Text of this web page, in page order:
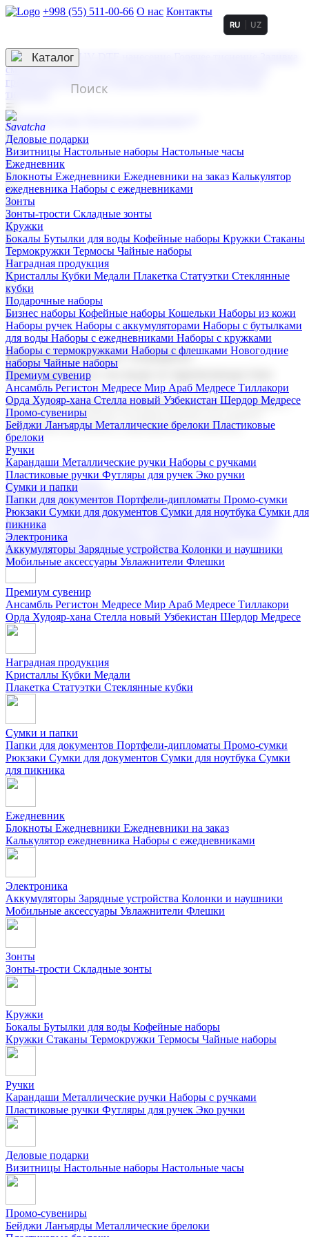
+998 (55) 511-00-66 О нас Контакты
3D гравировка
смолой (Doming)
гравировка твердая
тиснение
RU UZ
☰
Контакты
Каталог
Деловые подарки
Визитницы Настольные наборы Настольные часы
Ежедневник
Блокноты Ежедневники Ежедневники на заказ Калькулятор
ежедневника Наборы с ежедневниками
Зонты
Зонты-трости Складные зонты
Кружки
Бокалы Бутылки для воды Кофейные наборы Кружки Стаканы
Термокружки Термосы Чайные наборы
Наградная продукция
Kристаллы Кубки Медали Плакетка Статуэтки Стеклянные
кубки
Подарочные наборы
Бизнес наборы Кофейные наборы Кошельки Наборы из кожи
Наборы ручек Наборы с аккумуляторами Наборы с бутылками
для воды Наборы с ежедневниками Наборы с кружками
Наборы с термокружками Наборы с флешками Новогодние
наборы Чайные наборы
Премиум сувенир
Ансамбль Регистон Медресе Мир Араб Медресе Тиллакори
Орда Худояр-хана Стелла новый Узбекистан Шердор Медресе
Промо-сувениры
Бейджи Ланъярды Металлические брелоки Пластиковые
брелоки
Ручки
Карандаши Металлические ручки Наборы с ручками
Пластиковые ручки Футляры для ручек Эко ручки
Сумки и папки
Папки для документов Портфели-дипломаты Промо-сумки
Рюкзаки Сумки для документов Сумки для ноутбука Сумки для
пикника
Электроника
Аккумуляторы Зарядные устройства Колонки и наушники
Мобильные аксессуары Увлажнители Флешки
Корпоративные подарки
Поставка со склада и производство
Мы предлагаем широкий выбор корпоративных подарков и
сувениров с логотипом. В нашем каталоге вы найдете
продукцию для бизнеса, мероприятия и клиентов.
Подарочные наборы
Бизнес наборыКофейные наборы Кошельки
Наборы из кожиНаборы ручекНаборы с аккумуляторами
Наборы с бутылками для воды
Наборы с ежедневниками
Наборы с кружками
флешкамиНовогодние наборыЧайные наборы
Премиум сувенир
Ансамбль Регистон Медресе Мир Араб Медресе Тиллакори
Орда Худояр-хана Стелла новый Узбекистан Шердор Медресе
Наградная продукция
Kристаллы Кубки Медали
Плакетка Статуэтки Стеклянные кубки
Сумки и папки
Папки для документов Портфели-дипломаты Промо-сумки
Рюкзаки Сумки для документов Сумки для ноутбука Сумки
для пикника
Ежедневник
Блокноты Ежедневники Ежедневники на заказ
Калькулятор ежедневника Наборы с ежедневниками
Электроника
Аккумуляторы Зарядные устройства Колонки и наушники
Мобильные аксессуары Увлажнители Флешки
Зонты
Зонты-трости Складные зонты
Кружки
Бокалы Бутылки для воды Кофейные наборы
Кружки Стаканы Термокружки Термосы Чайные наборы
Ручки
Карандаши Металлические ручки Наборы с ручками
Пластиковые ручки Футляры для ручек Эко ручки
Деловые подарки
Визитницы Настольные наборы Настольные часы
Промо-сувениры
Бейджи Ланъярды Металлические брелоки